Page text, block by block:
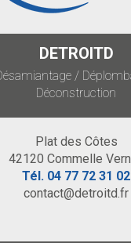
DETROITD
/
Déconstruction
Plat des Côtes
42120 Commelle
Tél. 04 77 72 31 02
contact@detroitd.fr